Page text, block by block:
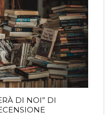
DI NOI” DI